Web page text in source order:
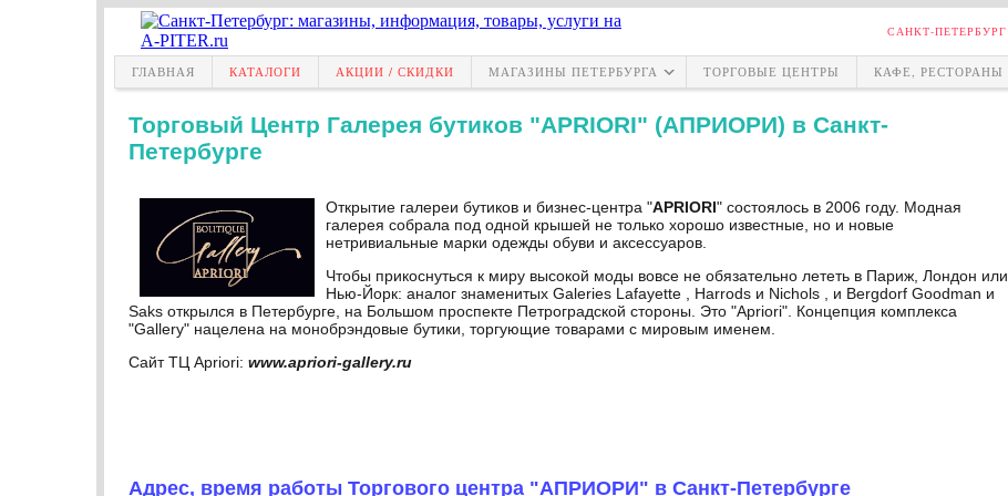
САНКТ-ПЕТЕРБУРГ
ГЛАВНАЯ КАТАЛОГИ АКЦИИ / СКИДКИ МАГАЗИНЫ ПЕТЕРБУРГА ТОРГОВЫЕ ЦЕНТРЫ КАФЕ, РЕСТОРАНЫ
Торговый Центр Галерея бутиков "APRIORI" (АПРИОРИ) в Санкт-
Петербурге
Открытие галереи бутиков и бизнес-центра "APRIORI" состоялось в 2006 году. Модная
галерея собрала под одной крышей не только хорошо известные, но и новые
нетривиальные марки одежды обуви и аксессуаров.
Чтобы прикоснуться к миру высокой моды вовсе не обязательно лететь в Париж, Лондон или
Нью-Йорк: аналог знаменитых Galeries Lafayette , Harrods и Nichols , и Bergdorf Goodman и
Saks открылся в Петербурге, на Большом проспекте Петроградской стороны. Это "Apriori". Концепция комплекса
"Gallery" нацелена на монобрэндовые бутики, торгующие товарами с мировым именем.
Сайт ТЦ Apriori: www.apriori-gallery.ru
Адрес, время работы Торгового центра "АПРИОРИ" в Санкт-Петербурге